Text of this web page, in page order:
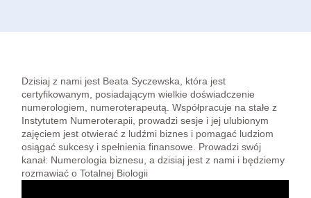
Dzisiaj z nami jest Beata Syczewska, która jest
certyfikowanym, posiadającym wielkie doświadczenie
numerologiem, numeroterapeutą. Współpracuje na stałe z
Instytutem Numeroterapii, prowadzi sesje i jej ulubionym
zajęciem jest otwierać z ludźmi biznes i pomagać ludziom
osiągać sukcesy i spełnienia finansowe. Prowadzi swój
kanał: Numerologia biznesu, a dzisiaj jest z nami i będziemy
rozmawiać o Totalnej Biologii